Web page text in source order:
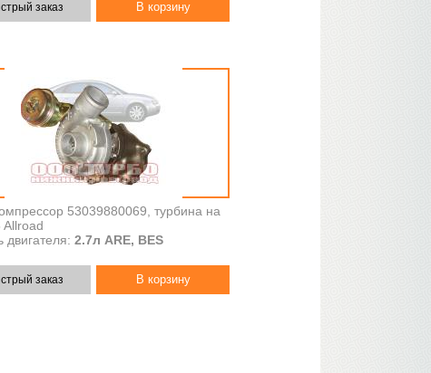
заказ
53039880069, турбина на
Allroad
двигателя: 2.7л ARE, BES
заказ